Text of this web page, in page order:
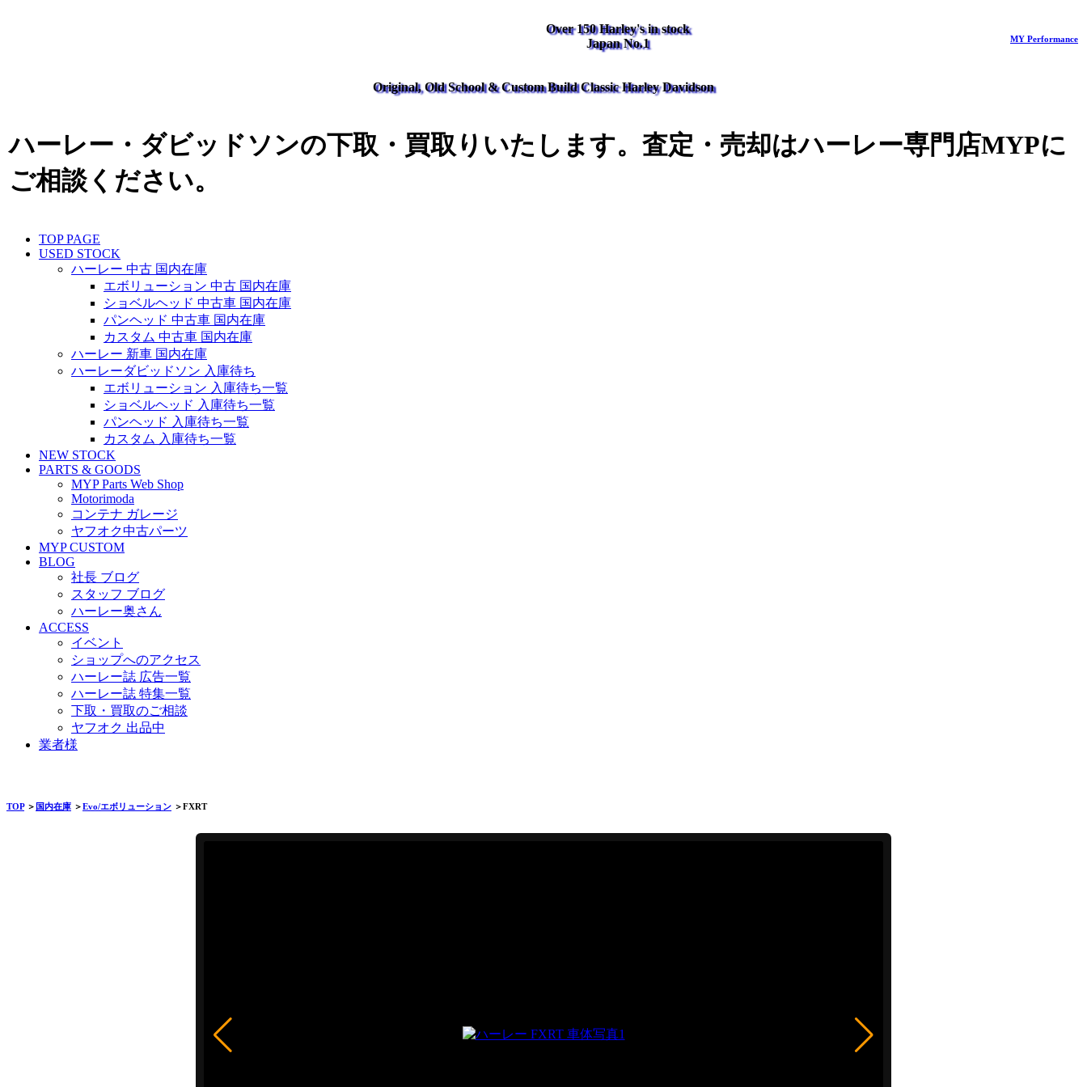
Over 150 Harley's in stock
Japan No.1
MY Performance
Original, Old School & Custom Build Classic Harley Davidson
ハーレー・ダビッドソンの下取・買取りいたします。査定・売却はハーレー専門店MYPに
ご相談ください。
TOP PAGE
USED STOCK
ハーレー 中古 国内在庫
エボリューション 中古 国内在庫
ショベルヘッド 中古車 国内在庫
パンヘッド 中古車 国内在庫
カスタム 中古車 国内在庫
ハーレー 新車 国内在庫
ハーレーダビッドソン 入庫待ち
エボリューション 入庫待ち一覧
ショベルヘッド 入庫待ち一覧
パンヘッド 入庫待ち一覧
カスタム 入庫待ち一覧
NEW STOCK
PARTS & GOODS
MYP Parts Web Shop
Motorimoda
コンテナ ガレージ
ヤフオク中古パーツ
MYP CUSTOM
BLOG
社長 ブログ
スタッフ ブログ
ハーレー奥さん
ACCESS
イベント
ショップへのアクセス
ハーレー誌 広告一覧
ハーレー誌 特集一覧
下取・買取のご相談
ヤフオク 出品中
業者様
TOP＞ 国内在庫 ＞Evo/エボリューション ＞FXRT